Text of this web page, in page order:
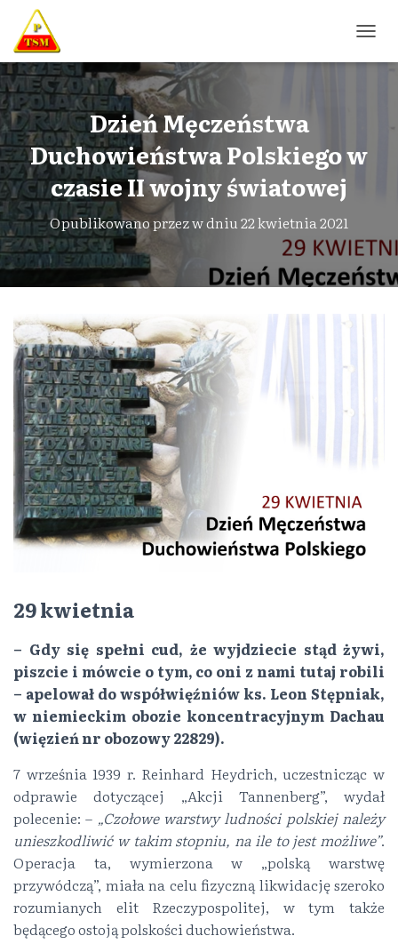
R
G
C
Dzień Męczeństwa
Duchowieństwa Polskiego w
czasie II wojny światowej
Opublikowano przezw dniu22 kwietnia 2021
29 kwietnia
– Gdy się spełni cud, że wyjdziecie stąd żywi,
piszcie i mówcie o tym, co oni z nami tutaj robili
– apelował do współwięźniów ks. Leon Stępniak,
w niemieckim obozie koncentracyjnym Dachau
(więzień nr obozowy 22829).
7 września 1939 r. Reinhard Heydrich, uczestnicząc w
odprawie dotyczącej „Akcji Tannenberg”, wydał
polecenie: – „Czołowe warstwy ludności polskiej należy
unieszkodliwić w takim stopniu, na ile to jest możliwe”.
Operacja ta, wymierzona w „polską warstwę
przywódczą”, miała na celu fizyczną likwidację szeroko
rozumianych elit Rzeczypospolitej, w tym także
będącego ostoją polskości duchowieństwa.